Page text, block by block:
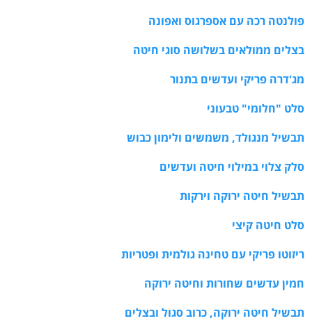
פולנטה רכה עם אספרגוס ואפונה
בצלים ממולאים בשלושה סוגי חיטה
מג'דרה פריקי ועדשים בתנור
סלט "חלומי" טבעוני
תבשיל מנגולד, משמשים ולימון כבוש
סלק צלוי במילוי חיטה ועדשים
תבשיל חיטה ירוקה וירקות
סלט חיטה קיצי
ריזוטו פריקי עם טחינה גולמית ופטריות
חמין עדשים שחורות וחיטה ירוקה
תבשיל חיטה ירוקה, כרוב סגול ובצלים